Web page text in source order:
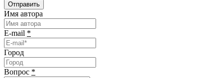
Отправить
Имя автора
E-mail *
Город
Вопрос *